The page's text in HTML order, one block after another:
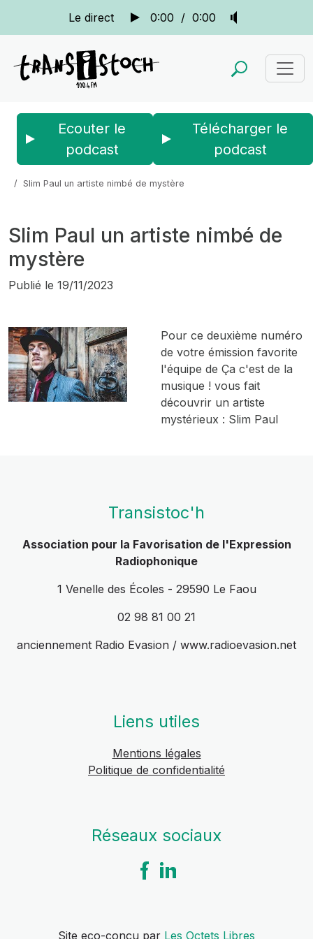
Le direct 0:00 / 0:00
Ecouter le
podcast
Télécharger le
podcast
Slim Paul un artiste nimbé de mystère
Slim Paul un artiste nimbé de
mystère
Publié le 19/11/2023
Pour ce deuxième numéro
de votre émission favorite
l'équipe de Ça c'est de la
musique ! vous fait
découvrir un artiste
mystérieux : Slim Paul
Transistoc'h
Association pour la Favorisation de l'Expression
Radiophonique
1 Venelle des Écoles - 29590 Le Faou
02 98 81 00 21
anciennement Radio Evasion / www.radioevasion.net
Liens utiles
Mentions légales
Politique de confidentialité
Réseaux sociaux
Site eco-conçu par Les Octets Libres